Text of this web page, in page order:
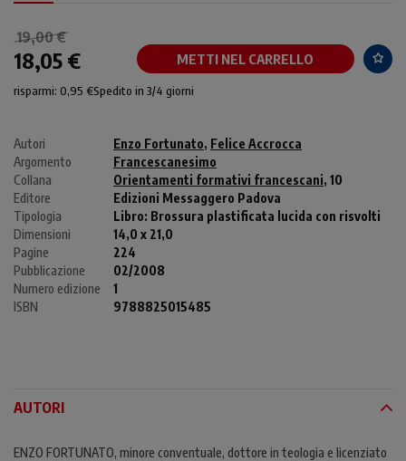
19,00 €
18,05 € METTI NEL CARRELLO
risparmi: 0,95 €Spedito in 3/4 giorni
Autori Enzo Fortunato, Felice Accrocca
Argomento
Francescanesimo
Collana
Orientamenti formativi francescani, 10
Editore
Edizioni Messaggero Padova
Tipologia
Libro: Brossura plastificata lucida con risvolti
Dimensioni
14,0 x 21,0
Pagine
224
Pubblicazione
02/2008
Numero edizione
1
ISBN
9788825015485
AUTORI
ENZO FORTUNATO, minore conventuale, dottore in teologia e licenziato